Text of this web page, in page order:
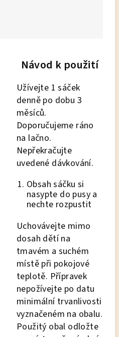
Návod k použití
Užívejte 1 sáček
denně po dobu 3
měsíců.
Doporučujeme ráno
na lačno.
Nepřekračujte
uvedené dávkování.
Obsah sáčku si
nasypte do pusy a
nechte rozpustit
Uchovávejte mimo
dosah dětí na
tmavém a suchém
místě při pokojové
teplotě. Přípravek
nepožívejte po datu
minimální trvanlivosti
vyznačeném na obalu.
Použitý obal odložte